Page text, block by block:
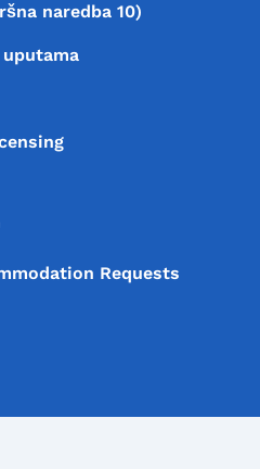
naredba 10)
Requests